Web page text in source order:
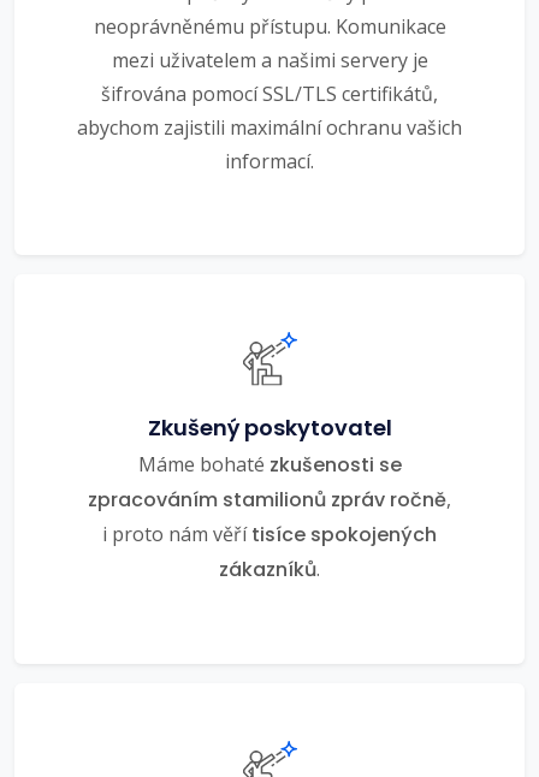
neoprávněnému přístupu. Komunikace
mezi uživatelem a našimi servery je
šifrována pomocí SSL/TLS certifikátů,
abychom zajistili maximální ochranu vašich
informací.
Zkušený poskytovatel
Máme bohaté zkušenosti se
zpracováním stamilionů zpráv ročně,
i proto nám věřítisíce spokojených
zákazníků.